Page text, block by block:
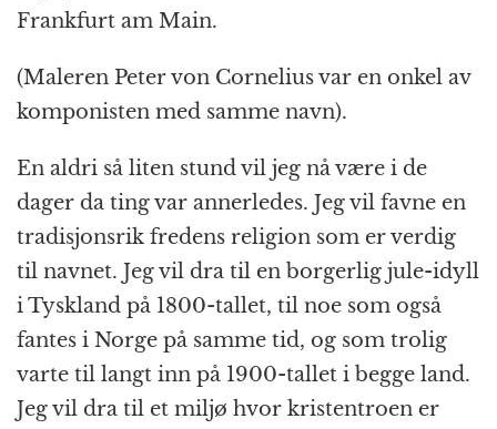
Frankfurt am Main.
(Maleren Peter von Cornelius var en onkel av
komponisten med samme navn).
En aldri så liten stund vil jeg nå være i de
dager da ting var annerledes. Jeg vil favne en
tradisjonsrik fredens religion som er verdig
til navnet. Jeg vil dra til en borgerlig jule-idyll
i Tyskland på 1800-tallet, til noe som også
fantes i Norge på samme tid, og som trolig
varte til langt inn på 1900-tallet i begge land.
Jeg vil dra til et miljø hvor kristentroen er